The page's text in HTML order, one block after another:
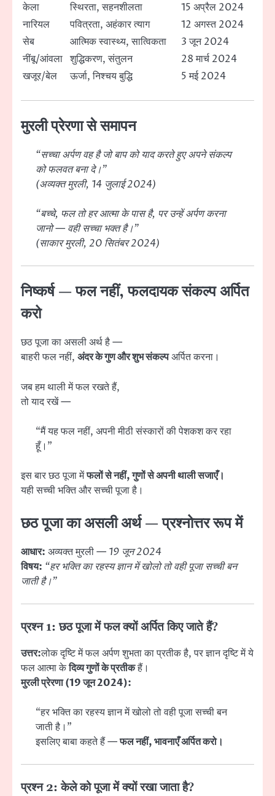
केला
स्थिरता, सहनशीलता
15 अप्रैल 2024
नारियल
पवित्रता, अहंकार त्याग
12 अगस्त 2024
सेब
आत्मिक स्वास्थ्य, सात्विकता
3 जून 2024
नींबू/आंवला शुद्धिकरण, संतुलन
28 मार्च 2024
खजूर/बेल
ऊर्जा, निश्चय बुद्धि 5 मई 2024
मुरली प्रेरणा से समापन
“सच्चा अर्पण वह है जो बाप को याद करते हुए अपने संकल्प
को फलवत बना दे।”
(अव्यक्त मुरली, 14 जुलाई 2024)
“बच्चे, फल तो हर आत्मा के पास है, पर उन्हें अर्पण करना
जानो — वही सच्चा भक्त है।”
(साकार मुरली, 20 सितंबर 2024)
निष्कर्ष — फल नहीं, फलदायक संकल्प अर्पित
करो
छठ पूजा का असली अर्थ है —
बाहरी फल नहीं, अंदर के गुण और शुभ संकल्पअर्पित करना।
जब हम थाली में फल रखते हैं,
तो याद रखें —
“मैं यह फल नहीं, अपनी मीठी संस्कारों की पेशकश कर रहा
हूँ।”
इस बार छठ पूजा मेंफलों से नहीं, गुणों से अपनी थाली सजाएँ।
यही सच्ची भक्ति और सच्ची पूजा है।
छठ पूजा का असली अर्थ — प्रश्नोत्तर रूप में
आधार: अव्यक्त मुरली — 19 जून 2024
विषय: “हर भक्ति का रहस्य ज्ञान में खोलो तो वही पूजा सच्ची बन
जाती है।”
प्रश्न 1: छठ पूजा में फल क्यों अर्पित किए जाते हैं?
उत्तर:लोक दृष्टि में फल अर्पण शुभता का प्रतीक है, पर ज्ञान दृष्टि में ये
फल आत्मा केदिव्य गुणों के प्रतीकहैं।
मुरली प्रेरणा (19 जून 2024):
“हर भक्ति का रहस्य ज्ञान में खोलो तो वही पूजा सच्ची बन
जाती है।”
इसलिए बाबा कहते हैं —फल नहीं, भावनाएँ अर्पित करो।
प्रश्न 2: केले को पूजा में क्यों रखा जाता है?